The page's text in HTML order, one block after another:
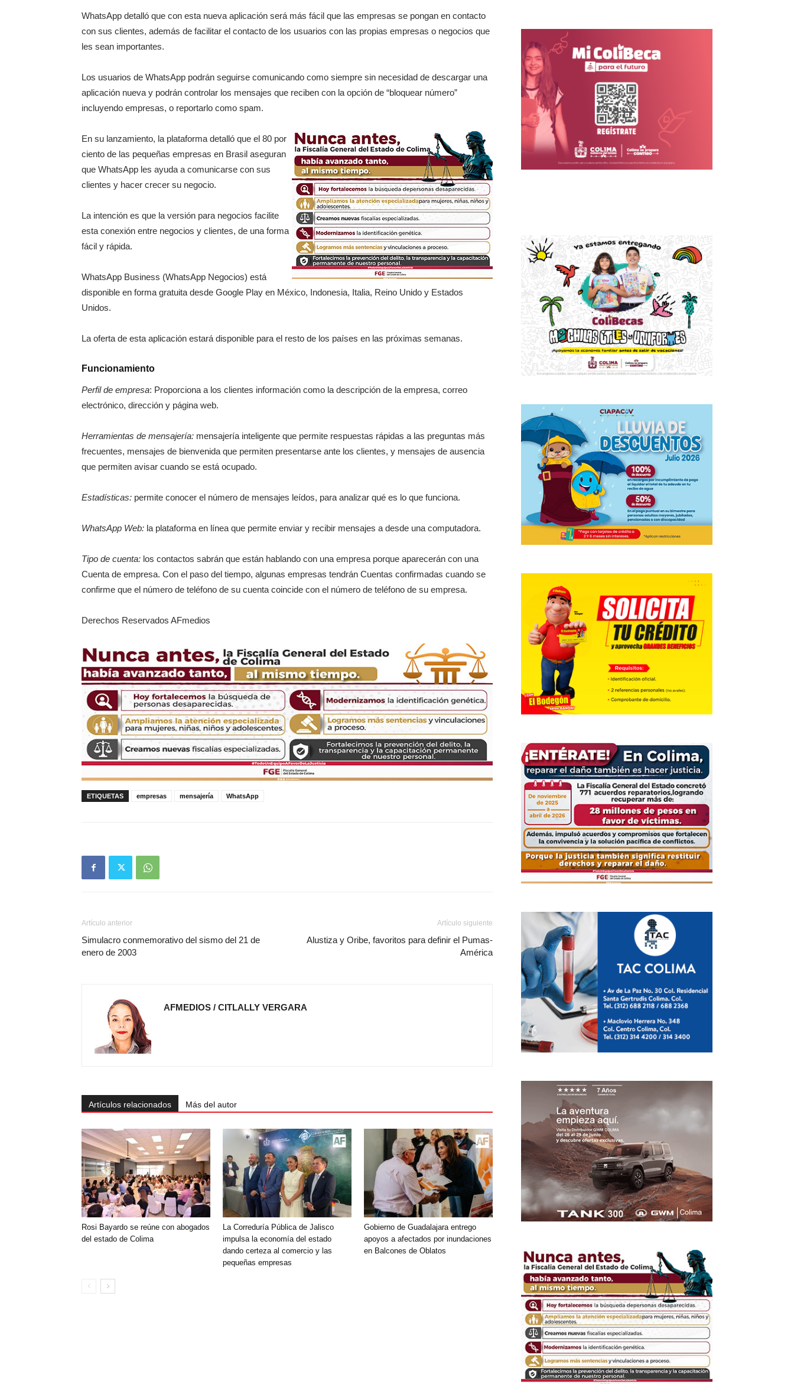
WhatsApp detalló que con esta nueva aplicación será más fácil que las empresas se pongan en contacto
con sus clientes, además de facilitar el contacto de los usuarios con las propias empresas o negocios que
les sean importantes.
Los usuarios de WhatsApp podrán seguirse comunicando como siempre sin necesidad de descargar una
aplicación nueva y podrán controlar los mensajes que reciben con la opción de “bloquear número”
incluyendo empresas, o reportarlo como spam.
En su lanzamiento, la plataforma detalló que el 80 por
ciento de las pequeñas empresas en Brasil aseguran
que WhatsApp les ayuda a comunicarse con sus
clientes y hacer crecer su negocio.
La intención es que la versión para negocios facilite
esta conexión entre negocios y clientes, de una forma
fácil y rápida.
WhatsApp Business (WhatsApp Negocios) está
disponible en forma gratuita desde Google Play en México, Indonesia, Italia, Reino Unido y Estados
Unidos.
La oferta de esta aplicación estará disponible para el resto de los países en las próximas semanas.
Funcionamiento
Perfil de empresa: Proporciona a los clientes información como la descripción de la empresa, correo
electrónico, dirección y página web.
Herramientas de mensajería: mensajería inteligente que permite respuestas rápidas a las preguntas más
frecuentes, mensajes de bienvenida que permiten presentarse ante los clientes, y mensajes de ausencia
que permiten avisar cuando se está ocupado.
Estadísticas: permite conocer el número de mensajes leídos, para analizar qué es lo que funciona.
WhatsApp Web: la plataforma en línea que permite enviar y recibir mensajes a desde una computadora.
Tipo de cuenta: los contactos sabrán que están hablando con una empresa porque aparecerán con una
Cuenta de empresa. Con el paso del tiempo, algunas empresas tendrán Cuentas confirmadas cuando se
confirme que el número de teléfono de su cuenta coincide con el número de teléfono de su empresa.
Derechos Reservados AFmedios
ETIQUETAS empresas mensajería WhatsApp
Artículo anterior
Simulacro conmemorativo del sismo del 21 de
enero de 2003
Artículo siguiente
Alustiza y Oribe, favoritos para definir el Pumas-
América
AFMEDIOS / CITLALLY VERGARA
Artículos relacionados Más del autor
Rosi Bayardo se reúne con abogados
del estado de Colima
La Correduría Pública de Jalisco
impulsa la economía del estado
dando certeza al comercio y las
pequeñas empresas
Gobierno de Guadalajara entrego
apoyos a afectados por inundaciones
en Balcones de Oblatos